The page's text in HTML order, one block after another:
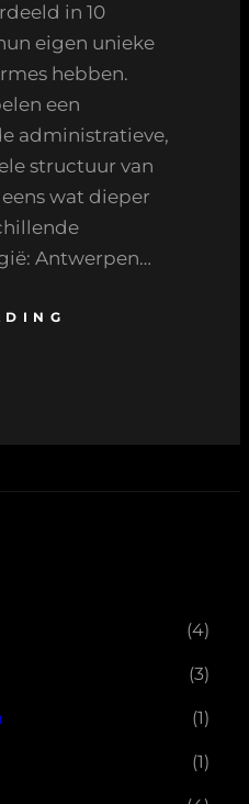
in 10
eigen unieke
hebben.
een
administratieve,
structuur van
wat dieper
Antwerpen…
(4)
(3)
(1)
(1)